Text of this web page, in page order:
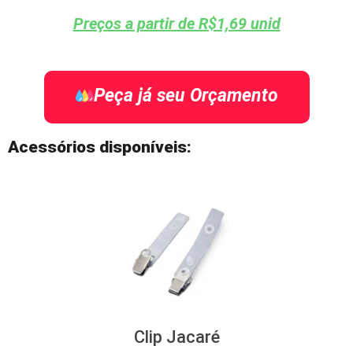
Preços a partir de R$1,69 unid
Peça já seu Orçamento
Acessórios disponíveis:
Clip Jacaré